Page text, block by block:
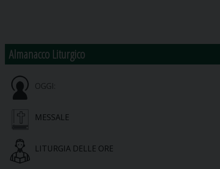
Almanacco Liturgico
OGGI:
MESSALE
LITURGIA DELLE ORE